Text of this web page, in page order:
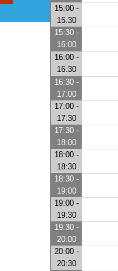
15:00 -
15:30
15:30 -
16:00
16:00 -
16:30
16:30 -
17:00
17:00 -
17:30
17:30 -
18:00
18:00 -
18:30
18:30 -
19:00
19:00 -
19:30
19:30 -
20:00
20:00 -
20:30